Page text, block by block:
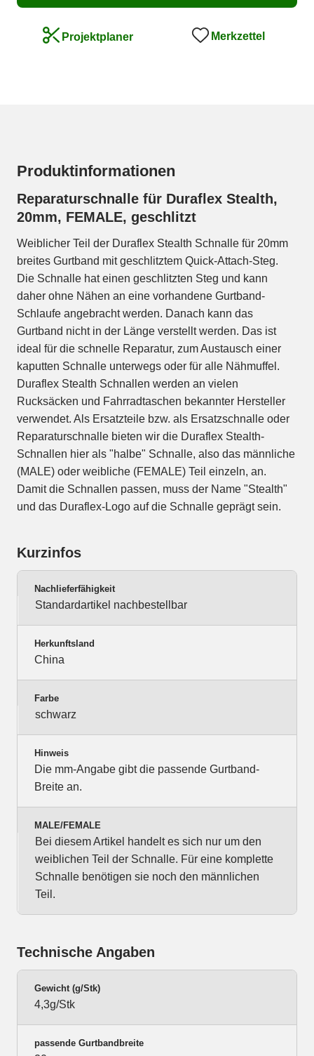
Projektplaner Merkzettel
Produktinformationen
Reparaturschnalle für Duraflex Stealth,
20mm, FEMALE, geschlitzt
Weiblicher Teil der Duraflex Stealth Schnalle für 20mm
breites Gurtband mit geschlitztem Quick-Attach-Steg.
Die Schnalle hat einen geschlitzten Steg und kann
daher ohne Nähen an eine vorhandene Gurtband-
Schlaufe angebracht werden. Danach kann das
Gurtband nicht in der Länge verstellt werden. Das ist
ideal für die schnelle Reparatur, zum Austausch einer
kaputten Schnalle unterwegs oder für alle Nähmuffel.
Duraflex Stealth Schnallen werden an vielen
Rucksäcken und Fahrradtaschen bekannter Hersteller
verwendet. Als Ersatzteile bzw. als Ersatzschnalle oder
Reparaturschnalle bieten wir die Duraflex Stealth-
Schnallen hier als "halbe" Schnalle, also das männliche
(MALE) oder weibliche (FEMALE) Teil einzeln, an.
Damit die Schnallen passen, muss der Name "Stealth"
und das Duraflex-Logo auf die Schnalle geprägt sein.
Kurzinfos
Nachlieferfähigkeit
Standardartikel nachbestellbar
Herkunftsland
China
Farbe
schwarz
Hinweis
Die mm-Angabe gibt die passende Gurtband-
Breite an.
MALE/FEMALE
Bei diesem Artikel handelt es sich nur um den
weiblichen Teil der Schnalle. Für eine komplette
Schnalle benötigen sie noch den männlichen
Teil.
Technische Angaben
Gewicht (g/Stk)
4,3g/Stk
passende Gurtbandbreite